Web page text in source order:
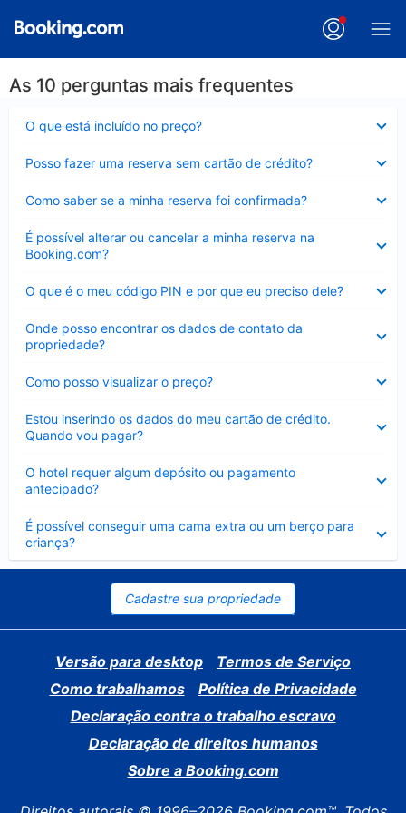
As 10 perguntas mais frequentes
O que está incluído no preço?
Posso fazer uma reserva sem cartão de crédito?
Como saber se a minha reserva foi confirmada?
É possível alterar ou cancelar a minha reserva na
Booking.com?
Contraído
O que é o meu código PIN e por que eu preciso dele?
Onde posso encontrar os dados de contato da
propriedade?
Como posso visualizar o preço?
Estou inserindo os dados do meu cartão de crédito.
Quando vou pagar?
O hotel requer algum depósito ou pagamento
antecipado?
É possível conseguir uma cama extra ou um berço para
criança?
Contraído
Cadastre sua propriedade
Versão para desktop
Termos de Serviço
Como trabalhamos
Política de Privacidade
Declaração contra o trabalho escravo
Declaração de direitos humanos
Sobre a Booking.com